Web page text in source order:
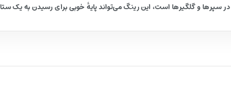
سپرها و گلگیرها است، این رینگ می‌تواند پایهٔ خوبی برای رسیدن به یک